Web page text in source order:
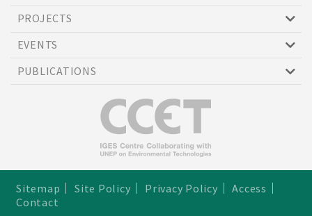
PROJECTS
EVENTS
PUBLICATIONS
Sitemap Site Policy Privacy Policy
Access
Contact